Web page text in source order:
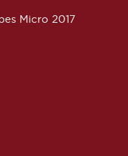
Micro 2017